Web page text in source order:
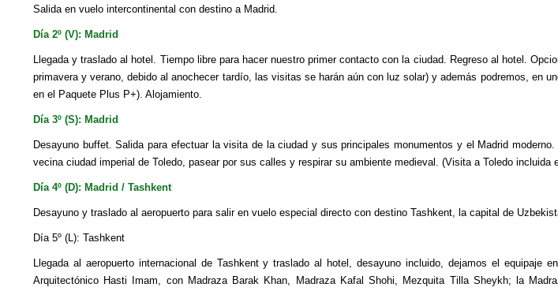
Salida en vuelo intercontinental con destino a Madrid.
Día 2º (V): Madrid
Llegada y traslado al hotel. Tiempo libre para hacer nuestro primer contacto con la ciudad. Regreso al hotel.
primavera y verano, debido al anochecer tardío, las visitas se harán aún con luz solar) y además podremos, en
en el Paquete Plus P+). Alojamiento.
Día 3º (S): Madrid
Desayuno buffet. Salida para efectuar la visita de la ciudad y sus principales monumentos y el Madrid
vecina ciudad imperial de Toledo, pasear por sus calles y respirar su ambiente medieval. (Visita a Toledo incluida
Día 4º (D): Madrid / Tashkent
Desayuno y traslado al aeropuerto para salir en vuelo especial directo con destino Tashkent, la capital de
Día 5º (L): Tashkent
Llegada al aeropuerto internacional de Tashkent y traslado al hotel, desayuno incluido, dejamos el
Arquitectónico Hasti Imam, con Madraza Barak Khan, Madraza Kafal Shohi, Mezquita Tilla Sheykh; la